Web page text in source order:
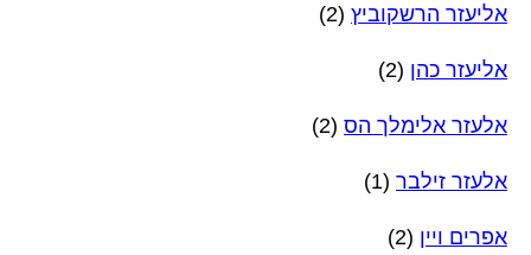
אליעזר הרשקוביץ (2)
אליעזר כהן (2)
אלעזר אלימלך הס (2)
אלעזר זילבר (1)
אפרים ויין (2)